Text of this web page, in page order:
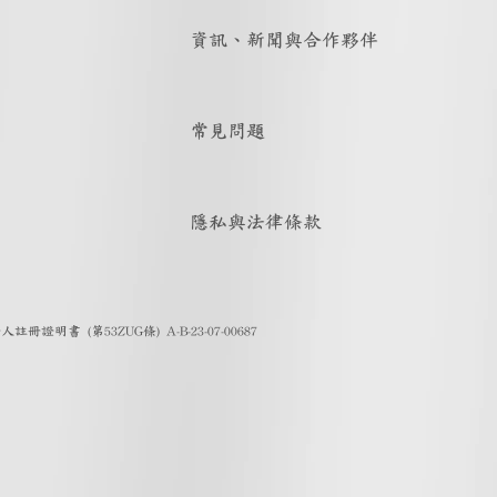
資訊、新聞與合作夥伴
常見問題
隱私與法律條款
註冊證明書 (第53ZUG條) A-B-23-07-00687